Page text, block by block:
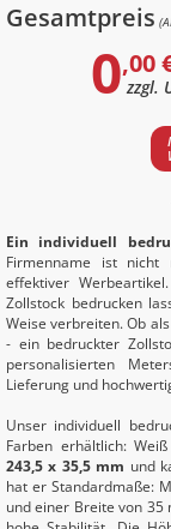
Gesamtpreis
0,00
zzgl.
Ein individuell
Firmenname ist nicht
effektiver
Zollstock bedrucken
Weise verbreiten. Ob
- ein bedruckter
personalisierten
Lieferung und
Unser individuell
Farben erhältlich:
243,5 x 35,5 mm und
hat er Standardmaße:
und einer Breite von